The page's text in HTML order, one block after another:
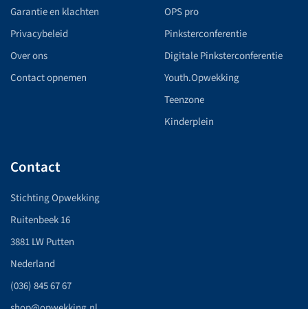
Garantie en klachten
Privacybeleid
Over ons
Contact opnemen
OPS pro
Pinksterconferentie
Digitale Pinksterconferentie
Youth.Opwekking
Teenzone
Kinderplein
Contact
Stichting Opwekking
Ruitenbeek 16
3881 LW Putten
Nederland
(036) 845 67 67